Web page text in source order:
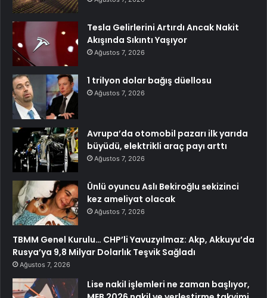
Tesla Gelirlerini Artırdı Ancak Nakit
Akışında Sıkıntı Yaşıyor
Ağustos 7, 2026
1 trilyon dolar bağış düellosu
Ağustos 7, 2026
Avrupa’da otomobil pazarı ilk yarıda
büyüdü, elektrikli araç payı arttı
Ağustos 7, 2026
Ünlü oyuncu Aslı Bekiroğlu sekizinci
kez ameliyat olacak
Ağustos 7, 2026
TBMM Genel Kurulu… CHP’li Yavuzyılmaz: Akp, Akkuyu’da
Rusya’ya 9,8 Milyar Dolarlık Teşvik Sağladı
Ağustos 7, 2026
Lise nakil işlemleri ne zaman başlıyor,